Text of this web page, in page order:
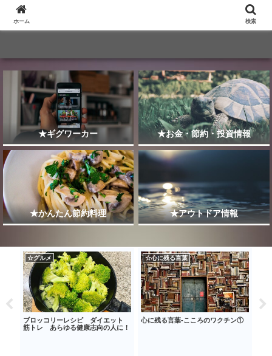
★ギグワーカー ★お金・節約・投資情報
★かんたん節約料理 ★アウトドア情報
☆グルメ
ブロッコリーレシピ ダイエット
筋トレ あらゆる健康志向の人に！
☆心に残る言葉
心に残る言葉‐こころのワクチン①
ホーム 検索